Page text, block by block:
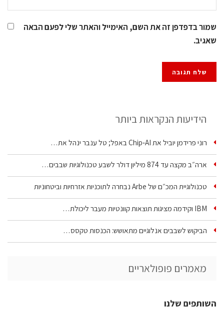
שמור בדפדפן זה את השם, האימייל והאתר שלי לפעם הבאה
שאגיב.
הידיעות הנקראות ביותר
רוני פרידמן יוביל את Chip‑AI באפל; טל ענבר ינהל את…
ארה״ב מקצה עד 874 מיליון דולר לשבע טכנולוגיות שבבים…
טכנולוגיית המכ״ם של Arbe נבחרה לתוכניות אזרחיות וביטחוניות
IBM וקידמה מציגות תוצאות קוונטיות מעבר ליכולת…
הביקוש לשבבים אנלוגיים מתאושש: הכנסות טקסס…
מאמרים פופולאריים
השותפים שלנו